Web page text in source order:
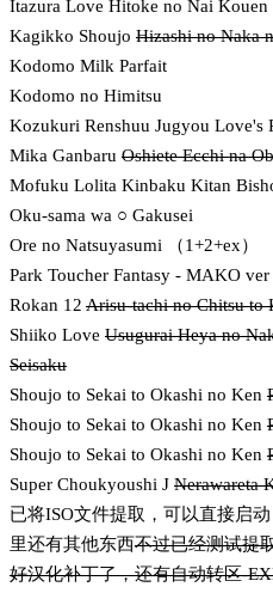
Itazura Love Hitoke no Nai
Kagikko Shoujo Hizashi no Naka
Kodomo Milk Parfait
Kodomo no Himitsu
Kozukuri Renshuu Jugyou Love's
Mika Ganbaru Oshiete Ecchi na
Mofuku Lolita Kinbaku Kitan
Oku-sama wa ○ Gakusei
Ore no Natsuyasumi （1+2+ex）
Park Toucher Fantasy - MAKO ver
Rokan 12 Arisu-tachi no Chitsu to
Shiiko Love Usugurai Heya no
Seisaku
Shoujo to Sekai to Okashi no Ken
Shoujo to Sekai to Okashi no Ken
Shoujo to Sekai to Okashi no Ken
Super Choukyoushi J Nerawareta
已将ISO文件提取，可以直接启
里还有其他东西不过已经测试提
好汉化补丁了，还有自动转区-